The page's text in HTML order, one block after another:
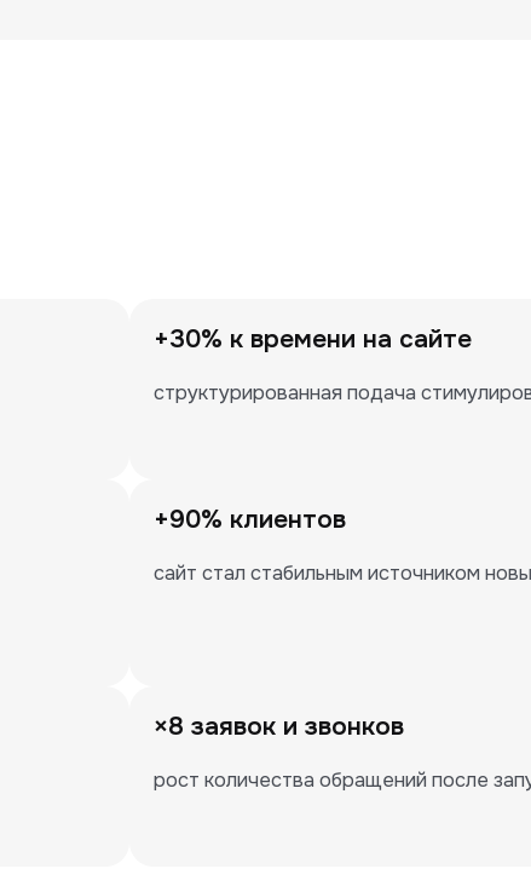
+30% к времени на сайте
структурированная подача
+90% клиентов
сайт стал стабильным источником
×8 заявок и звонков
рост количества обращений после